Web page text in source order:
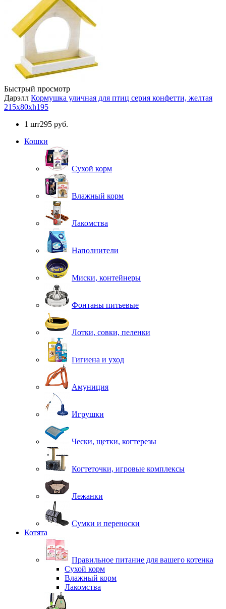
Быстрый просмотр
Дарэлл Кормушка уличная для птиц серия конфетти, желтая
215х80хh195
1 шт295 руб.
Кошки
Сухой корм
Влажный корм
Лакомства
Наполнители
Миски, контейнеры
Фонтаны питьевые
Лотки, совки, пеленки
Гигиена и уход
Амуниция
Игрушки
Чески, щетки, когтерезы
Когтеточки, игровые комплексы
Лежанки
Сумки и переноски
Котята
Правильное питание для вашего котенка
Сухой корм
Влажный корм
Лакомства